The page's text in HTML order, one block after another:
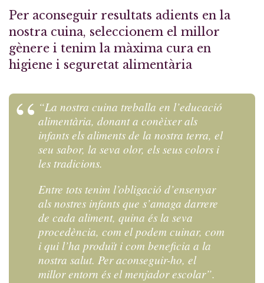
Per aconseguir resultats adients en la
nostra cuina, seleccionem el millor
gènere i tenim la màxima cura en
higiene i seguretat alimentària
“La nostra cuina treballa en l’educació
alimentària, donant a conèixer als
infants els aliments de la nostra terra, el
seu sabor, la seva olor, els seus colors i
les tradicions.
Entre tots tenim l’obligació d’ensenyar
als nostres infants que s’amaga darrere
de cada aliment, quina és la seva
procedència, com el podem cuinar, com
i qui l’ha produït i com beneficia a la
nostra salut. Per aconseguir-ho, el
millor entorn és el menjador escolar”.